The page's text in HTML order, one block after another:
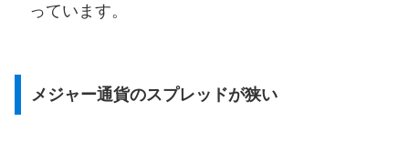
っています。
メジャー通貨のスプレッドが狭い